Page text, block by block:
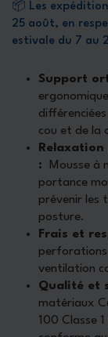
📦 Les
25 août, en
estivale du 7 au
Support
cou et de la
:
Mousse à
portance
prévenir les
posture.
Frais et
perforations
ventilation
Qualité et
matériaux
100 Classe